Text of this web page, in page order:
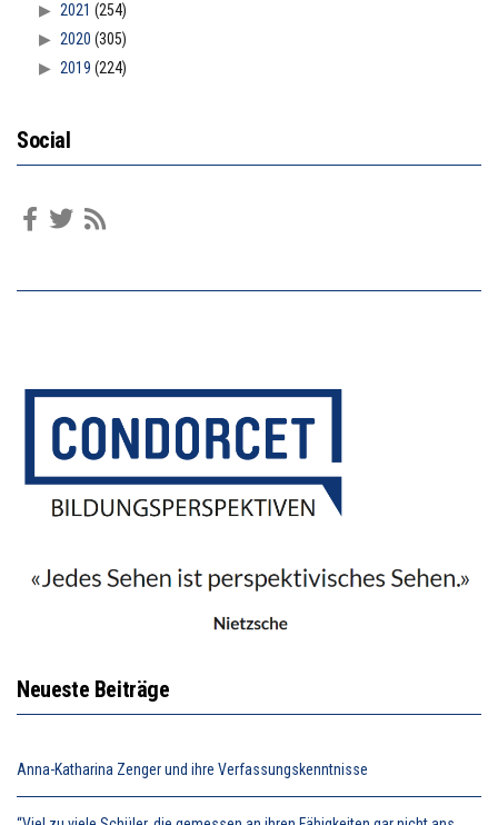
2021 (254)
2020 (305)
2019 (224)
Social
Neueste Beiträge
Anna-Katharina Zenger und ihre Verfassungskenntnisse